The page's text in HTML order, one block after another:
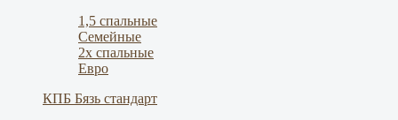
1,5 спальные
Семейные
2х спальные
Евро
КПБ Бязь стандарт